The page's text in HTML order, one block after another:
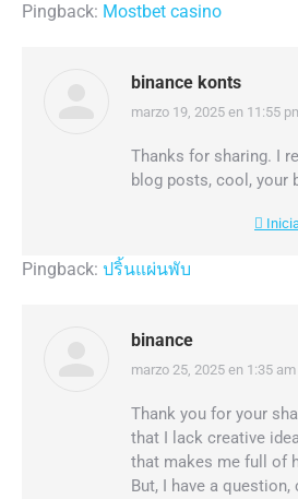
Pingback: Mostbet casino
binance konts
dice:
marzo 19, 2025 en 11:55
Thanks for sharing. I
blog posts, cool, your
Pingback: ปริ้นแผ่นพับ
binance
dice:
marzo 25, 2025 en 1:35 am
Thank you for your
that I lack creative
that makes me full of
But, I have a question,